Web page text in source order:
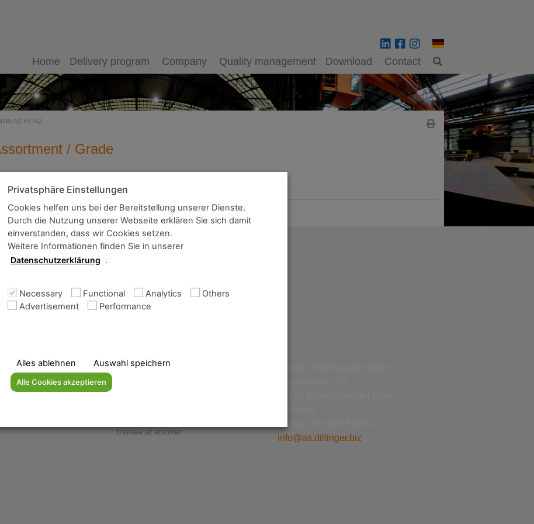
Home Delivery program Company Quality management Download Contact
HEINZ
/ Grade
Heinz
News
trainee at ancofer
info@as.dillinger.biz
Privatsphäre Einstellungen
Cookies helfen uns bei der Bereitstellung unserer Dienste.
Durch die Nutzung unserer Webseite erklären Sie sich damit
einverstanden, dass wir Cookies setzen.
Weitere Informationen finden Sie in unserer
Datenschutzerklärung .
Necessary Functional Analytics
Others
Advertisement
Performance
Alles ablehnen Auswahl speichern
Alle Cookies akzeptieren